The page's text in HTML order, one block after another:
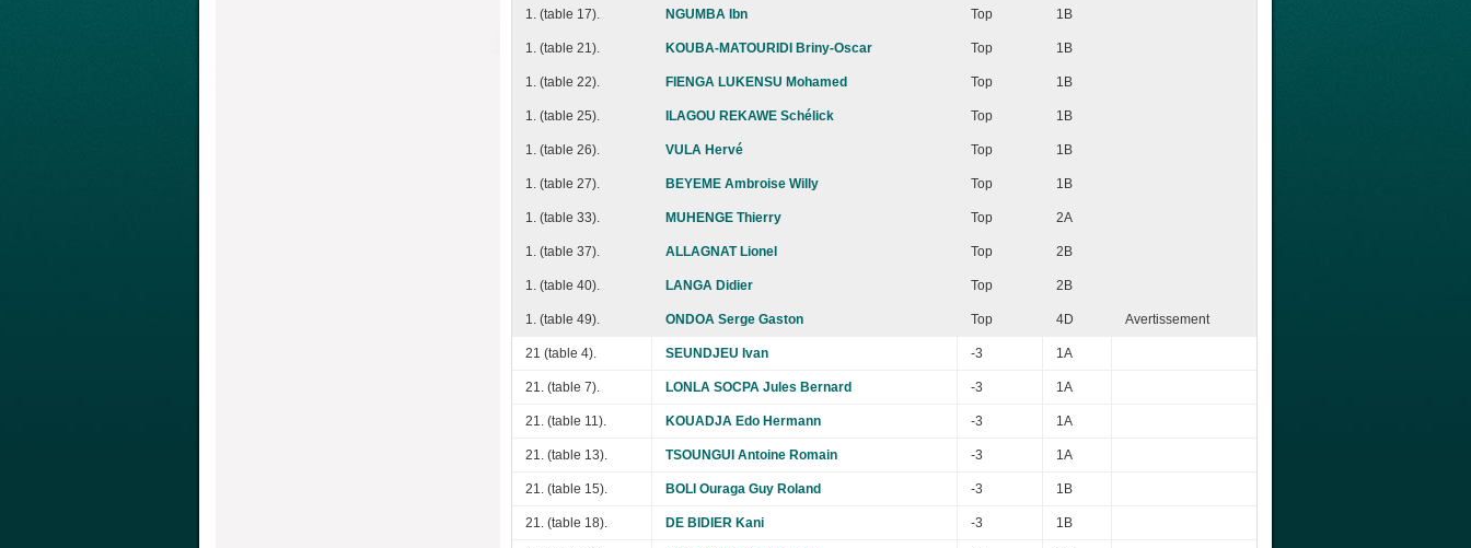
1. (table 17). NGUMBA Ibn Top 1B
1. (table 21). KOUBA-MATOURIDI Briny-Oscar Top 1B
1. (table 22). FIENGA LUKENSU Mohamed Top 1B
1. (table 25). ILAGOU REKAWE Schélick Top 1B
1. (table 26). VULA Hervé Top 1B
1. (table 27). BEYEME Ambroise Willy Top 1B
1. (table 33). MUHENGE Thierry Top 2A
1. (table 37). ALLAGNAT Lionel Top 2B
1. (table 40). LANGA Didier Top 2B
1. (table 49). ONDOA Serge Gaston Top 4D Avertissement
21 (table 4). SEUNDJEU Ivan -3 1A
21. (table 7). LONLA SOCPA Jules Bernard -3 1A
21. (table 11). KOUADJA Edo Hermann -3 1A
21. (table 13). TSOUNGUI Antoine Romain -3 1A
21. (table 15). BOLI Ouraga Guy Roland -3 1B
21. (table 18). DE BIDIER Kani -3 1B